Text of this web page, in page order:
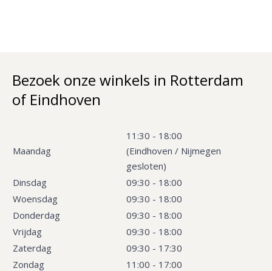
Bezoek onze winkels in Rotterdam
of Eindhoven
Maandag
11:30 - 18:00
(Eindhoven / Nijmegen
gesloten)
Dinsdag
09:30 - 18:00
Woensdag
09:30 - 18:00
Donderdag
09:30 - 18:00
Vrijdag
09:30 - 18:00
Zaterdag
09:30 - 17:30
Zondag
11:00 - 17:00